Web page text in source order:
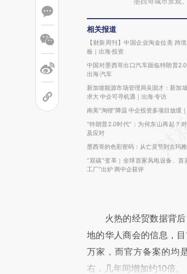
相关报道
【财新周刊】中国企业淘金拉美 跨
板｜出海·投资
中国对墨西哥出口汽车面临特朗普2.0
出海·汽车
新加坡能源市场管理局吴国才：新加
求大 中企可寻机遇｜出海·专访
南美“淘锂”降温 中企投资多项目放缓
“特朗普2.0时代”：为何东山再起？
及应对
墨西哥的色彩密码：从亡灵节到古玛
“双碳”变革｜全球首家风电设备、首
工厂”出炉 两中企获评
火热的经贸数据背后
地的华人商会的信息，
万家，而官方备案的均
右，几年间增加约10倍。